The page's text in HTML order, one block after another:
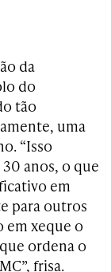
da
do
tão
uma
“Isso
anos, o que
em
para outros
em xeque o
ordena o
frisa.